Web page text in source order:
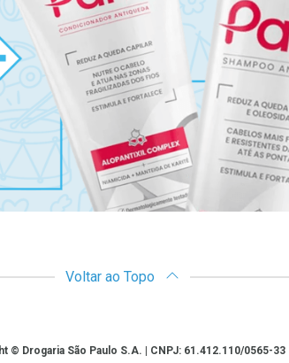
Voltar ao Topo
© Drogaria São Paulo S.A. | CNPJ: 61.412.110/0565-33